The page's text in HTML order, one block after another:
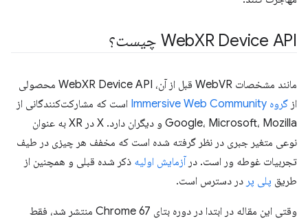
WebXR Device API چیست؟
مانند مشخصات WebVR قبل از آن، WebXR Device API محصولی
از گروه Immersive Web Community
است که مشارکت‌کنندگانی از
Google، Microsoft، Mozilla و دیگران دارد. X در XR به عنوان
نوعی متغیر جبری در نظر گرفته شده است که مخفف هر چیزی در طیف
تجربیات غوطه ور است. در آزمایش اولیه ذکر شده قبلی و همچنین از
طریق پلی پر در دسترس است.
وقتی این مقاله در ابتدا در دوره بتای Chrome 67 منتشر شد، فقط